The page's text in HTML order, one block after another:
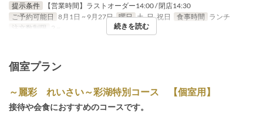
提示条件
【営業時間】ラストオーダー14:00 / 閉店14:30
ご予約可能日 8月1日 ~ 9月27日 曜日 土, 日, 祝日 食事時間 ランチ
注文数制限
2 ~ 続きを読む
個室プラン
～麗彩 れいさい～彩湖特別コース 【個室用】
接待や会食におすすめのコースです。